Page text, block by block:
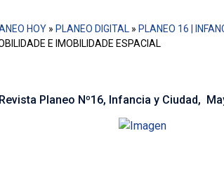
HOY » PLANEO DIGITAL » PLANEO 16 |
E IMOBILIDADE ESPACIAL
Revista Planeo Nº16, Infancia y Ciudad,